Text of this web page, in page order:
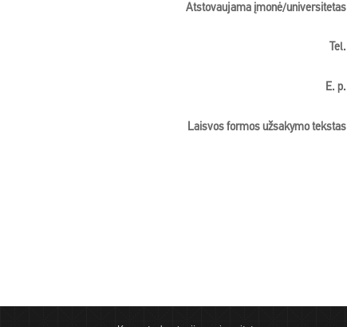
Atstovaujama įmonė/universitetas
Tel.
E. p.
Laisvos formos užsakymo tekstas